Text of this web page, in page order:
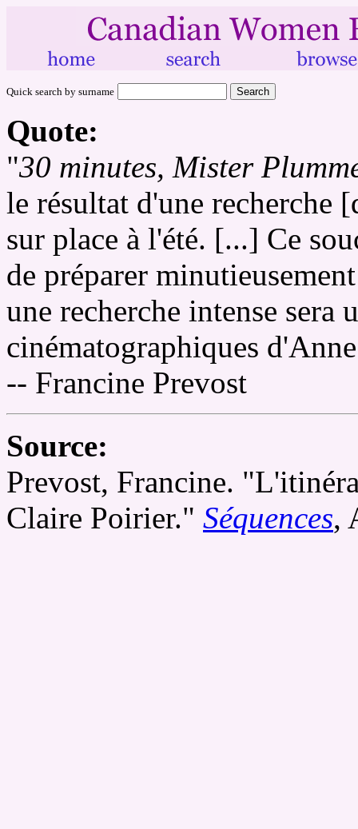
Quick search by surname
Quote:
"30 minutes, Mister
le résultat d'une
sur place à l'été. [...] Ce
de préparer
une recherche intense sera
cinématographiques
-- Francine Prevost
Source:
Prevost, Francine.
Claire Poirier." Séquences,